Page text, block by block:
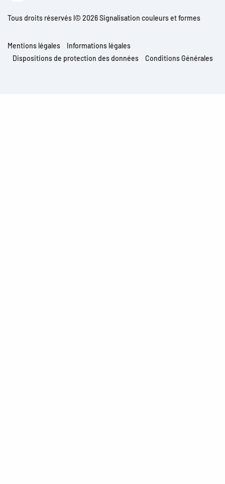
Tous droits réservés l© 2026 Signalisation couleurs et formes
Mentions légales
Informations légales
Dispositions de protection des données
Conditions Générales